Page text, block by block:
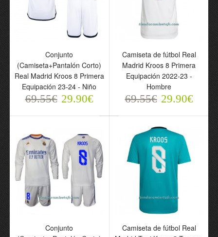
Conjunto
Corto) Real Madrid Kroos
8 Primera Equipación 23-
24 - Niño
69.55€ 29.90€
Camiseta de fútbol Real
Madrid Kroos 8 Primera
Equipación 2022-23 -
Hombre
69.55€ 29.90€
Conjunto
(Camiseta+Pantalón Corto)
Real Madrid Kroos 8 Primera
Equipación 23-24 - Niño
69.55€ 29.90€
Camiseta de fútbol Real
Madrid Kroos 8 Primera
Equipación 2022-23 -
Hombre
69.55€ 29.90€
Conjunto
Camiseta de fútbol Real